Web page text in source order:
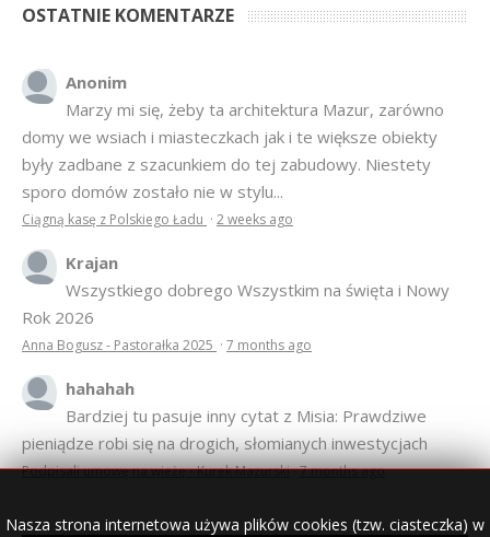
OSTATNIE KOMENTARZE
Anonim
Marzy mi się, żeby ta architektura Mazur, zarówno
domy we wsiach i miasteczkach jak i te większe obiekty
były zadbane z szacunkiem do tej zabudowy. Niestety
sporo domów zostało nie w stylu...
Ciągną kasę z Polskiego Ładu · 2 weeks ago
Krajan
Wszystkiego dobrego Wszystkim na święta i Nowy
Rok 2026
Anna Bogusz - Pastorałka 2025 · 7 months ago
hahahah
Bardziej tu pasuje inny cytat z Misia: Prawdziwe
pieniądze robi się na drogich, słomianych inwestycjach
Podpisali umowę na wieżę - Kurek Mazurski·7 months ago
Nasza strona internetowa używa plików cookies (tzw. ciasteczka) w